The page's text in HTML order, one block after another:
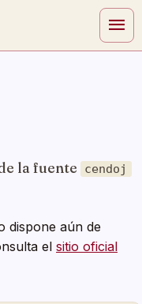
menu
la fuente cendoj
dispone aún de
el sitio oficial